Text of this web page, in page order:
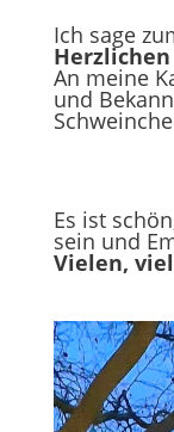
Ich sage
An meine
und
Es ist
sein und
Vielen,